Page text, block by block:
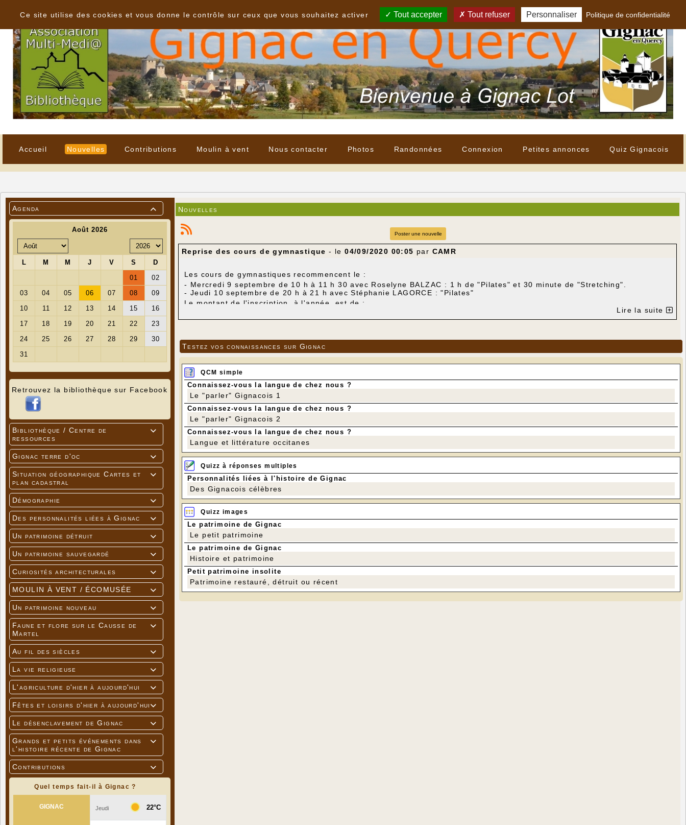
Accueil Nouvelles Contributions Moulin à vent Nous contacter Photos Randonnées Connexion Petites annonces Quiz Gignacois

Agenda
Retrouvez la bibliothèque sur Facebook

Bibliothèque / Centre de
ressources

Gignac terre d'oc

Situation géographique Cartes et
plan cadastral

Démographie

Des personnalités liées à Gignac

Un patrimoine détruit

Un patrimoine sauvegardé

Curiosités architecturales

MOULIN À VENT / ÉCOMUSÉE

Un patrimoine nouveau

Faune et flore sur le Causse de
Martel

Au fil des siècles

La vie religieuse

L'agriculture d'hier à aujourd'hui

Fêtes et loisirs d'hier à aujourd'hui

Le désenclavement de Gignac

Grands et petits événements dans
l'histoire récente de Gignac

Contributions
Quel temps fait-il à Gignac ?
Nouvelles
Poster une nouvelle
Reprise des cours de gymnastique - le04/09/2020 00:05 par CAMR
Les cours de gymnastiques recommencent le :
- Mercredi 9 septembre de 10 h à 11 h 30 avec Roselyne BALZAC : 1 h de "Pilates" et 30 minute de "Stretching".
- Jeudi 10 septembre de 20 h à 21 h avec Stéphanie LAGORCE : "Pilates"
Le montant de l'inscription, à l'année, est de :
- 160 € pour le cours du mercredi
Dans cette cotisation est comprise l'adhésion au CAMR.
Les cours ont lieu dans la salle des fêtes qui est assez grande pour garantir les distances préconisées. Il faut venir avec
un masque (nous mettons à disposition des masques pour les personnes qui les auraient oubliés et du liquide
hydroalcoolique). Le matériel individuel demandé par les animatrices est le tapis de sol, une serviette qui peut servir
d'appui-tête et éventuellement une bouteille d'eau.
Pour tout renseignement, contacter Annette Debrie - Tél : 06 89 44 72 46 - Mail : jeannotdebrieannette@orange.fr
Lire la suite
Testez vos connaissances sur Gignac
QCM simple
Connaissez-vous la langue de chez nous ?
Le "parler" Gignacois 1
Connaissez-vous la langue de chez nous ?
Le "parler" Gignacois 2
Connaissez-vous la langue de chez nous ?
Langue et littérature occitanes
Quizz à réponses multiples
Personnalités liées à l'histoire de Gignac
Des Gignacois célèbres
Quizz images
Le patrimoine de Gignac
Le petit patrimoine
Le patrimoine de Gignac
Histoire et patrimoine
Petit patrimoine insolite
Patrimoine restauré, détruit ou récent
Ce site utilise des cookies et vous donne le contrôle sur ceux que vous souhaitez activer
Tout accepter Tout refuser Personnaliser Politique de confidentialité